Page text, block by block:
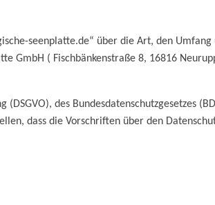
seenplatte.de“ über die Art, den Umfang
GmbH ( Fischbänkenstraße 8, 16816
des Bundesdatenschutzgesetzes
dass die Vorschriften über den